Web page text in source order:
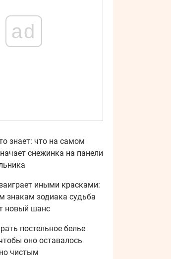
ad
знает: что на самом
снежинка на панели
иными красками:
знакам зодиака судьба
новый шанс
постельное белье
оно оставалось
чистым